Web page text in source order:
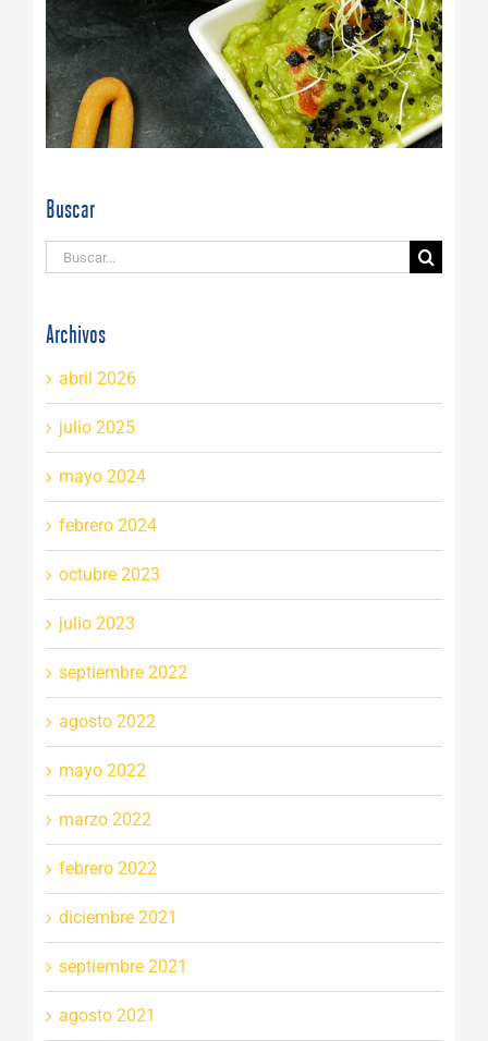
Buscar
Buscar:
Archivos
abril 2026
julio 2025
mayo 2024
febrero 2024
octubre 2023
julio 2023
septiembre 2022
agosto 2022
mayo 2022
marzo 2022
febrero 2022
diciembre 2021
septiembre 2021
agosto 2021